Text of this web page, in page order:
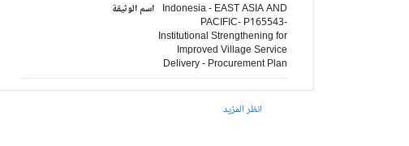
اسم الوثيقة Indonesia - EAST ASIA AND
PACIFIC- P165543-
Institutional Strengthening for
Improved Village Service
Delivery - Procurement Plan
انظر المزيد